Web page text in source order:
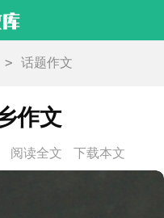
> 话题作文
作文
阅读全文 下载本文